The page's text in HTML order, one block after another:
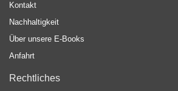
Kontakt
Nachhaltigkeit
Über unsere E-Books
Anfahrt
Rechtliches